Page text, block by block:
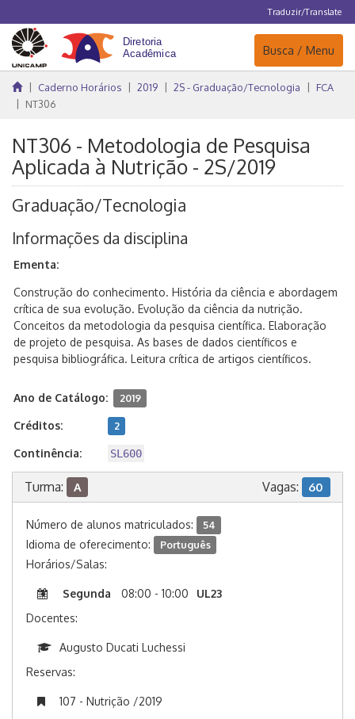
Traduzir/Translate
Navegação
Busca / Menu
Caderno Horários 2019 2S - Graduação/Tecnologia
FCA
NT306
NT306 - Metodologia de Pesquisa
Aplicada à Nutrição - 2S/2019
Graduação/Tecnologia
Informações da disciplina
Ementa:
Construção do conhecimento. História da ciência e abordagem
crítica de sua evolução. Evolução da ciência da nutrição.
Conceitos da metodologia da pesquisa científica. Elaboração
de projeto de pesquisa. As bases de dados científicos e
pesquisa bibliográfica. Leitura crítica de artigos científicos.
Ano de Catálogo: 2019
Créditos: 2
Continência: SL600
Turma: A Vagas: 60
Número de alunos matriculados: 54
Idioma de oferecimento: Português
Horários/Salas:
Segunda 08:00 - 10:00
UL23
Docentes:
Augusto Ducati Luchessi
Reservas:
107 - Nutrição /2019